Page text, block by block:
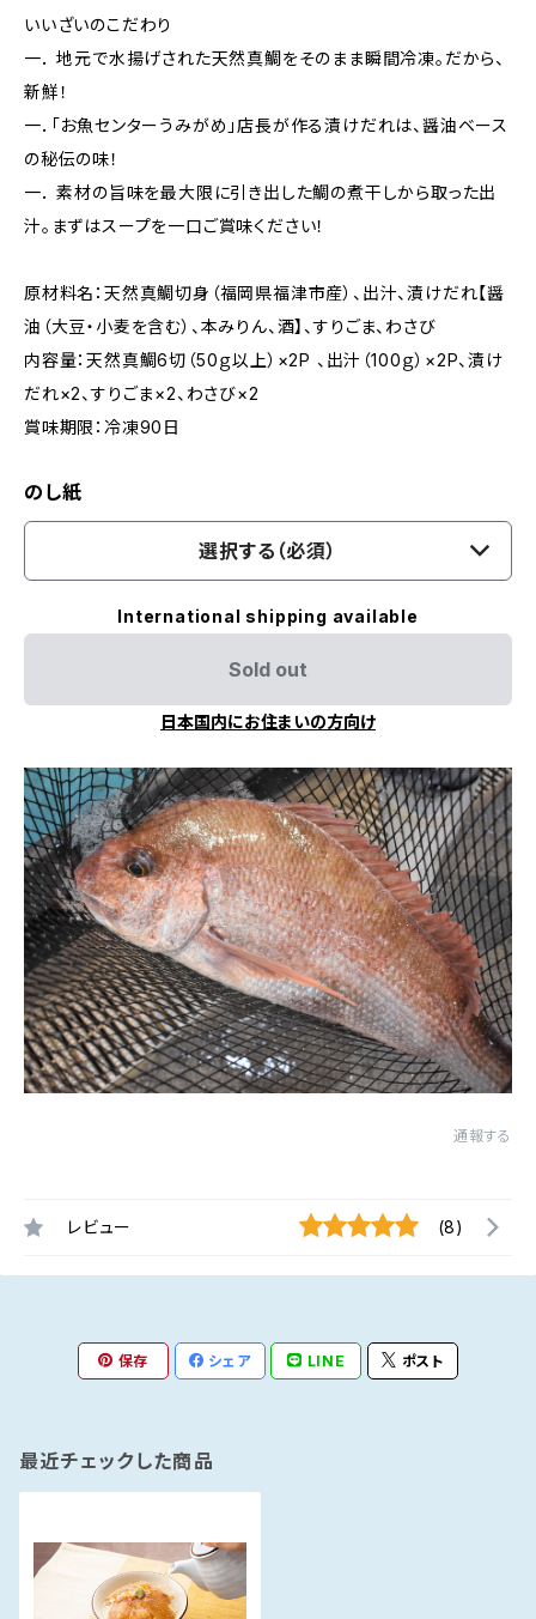
いいざいのこだわり
一． 地元で水揚げされた天然真鯛をそのまま瞬間冷凍。だから、
新鮮！
一．「お魚センターうみがめ」店長が作る漬けだれは、醤油ベース
の秘伝の味！
一． 素材の旨味を最大限に引き出した鯛の煮干しから取った出
汁。まずはスープを一口ご賞味ください！
原材料名：天然真鯛切身（福岡県福津市産）、出汁、漬けだれ【醤
油（大豆・小麦を含む）、本みりん、酒】、すりごま、わさび
内容量：天然真鯛6切（50ｇ以上）×2P 、出汁（100ｇ）×2P、漬け
だれ×2、すりごま×2、わさび×2
賞味期限：冷凍90日
のし紙
選択する（必須）
International shipping available
Sold out
日本国内にお住まいの方向け
通報する
レビュー (8)
保存 シェア LINE ポスト
最近チェックした商品